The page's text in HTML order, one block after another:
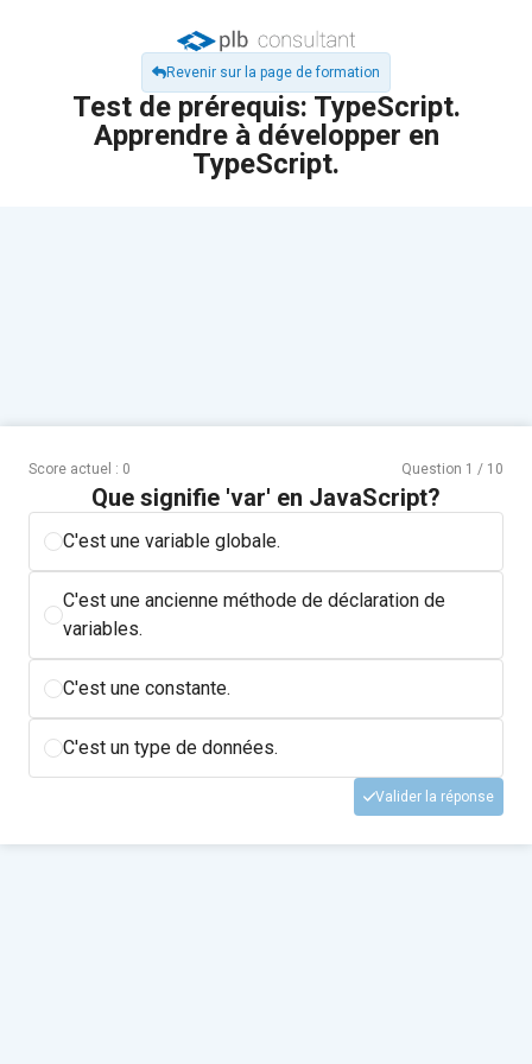
Revenir sur la page de formation
Test de prérequis: TypeScript.
Apprendre à développer en
TypeScript.
Score actuel : 0 Question 1 / 10
Que signifie 'var' en JavaScript?
C'est une variable globale.
C'est une ancienne méthode de déclaration de
variables.
C'est une constante.
C'est un type de données.
Valider la réponse